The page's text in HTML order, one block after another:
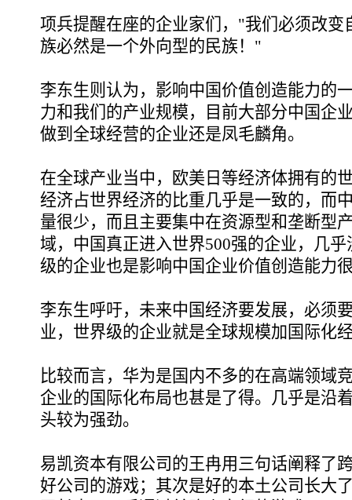
项兵提醒在座的企业家们，"我们必须改变
族必然是一个外向型的民族！"
李东生则认为，影响中国价值创造能力的
力和我们的产业规模，目前大部分中国企
做到全球经营的企业还是凤毛麟角。
在全球产业当中，欧美日等经济体拥有的
经济占世界经济的比重几乎是一致的，而
量很少，而且主要集中在资源型和垄断型
域，中国真正进入世界500强的企业，几
级的企业也是影响中国企业价值创造能力
李东生呼吁，未来中国经济要发展，必须
业，世界级的企业就是全球规模加国际化
比较而言，华为是国内不多的在高端领域
企业的国际化布局也甚是了得。几乎是沿
头较为强劲。
易凯资本有限公司的王冉用三句话阐释了
好公司的游戏；其次是好的本土公司长大